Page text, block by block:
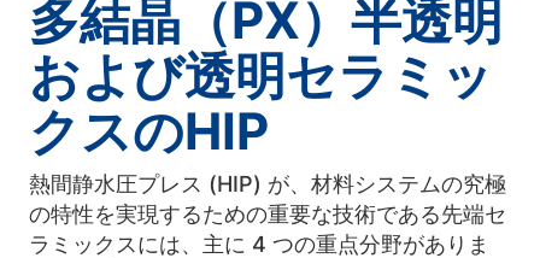
多結晶（PX）半透明
および透明セラミッ
クスのHIP
熱間静水圧プレス (HIP) が、材料システムの究極
の特性を実現するための重要な技術である先端セ
ラミックスには、主に 4 つの重点分野がありま